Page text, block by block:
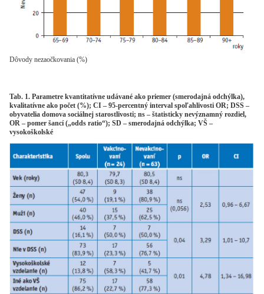
Dôvody nezaočkovania (%)
Tab. 1. Parametre kvantitatívne udávané ako priemer (smerodajná odchýlka),
kvalitatívne ako počet (%); CI – 95-percentný interval spoľahlivosti OR; DSS –
obyvatelia domova sociálnej starostlivosti; ns – štatisticky nevýznamný rozdiel,
OR – pomer šancí („odds ratio“); SD – smerodajná odchýlka; VŠ –
vysokoškolské